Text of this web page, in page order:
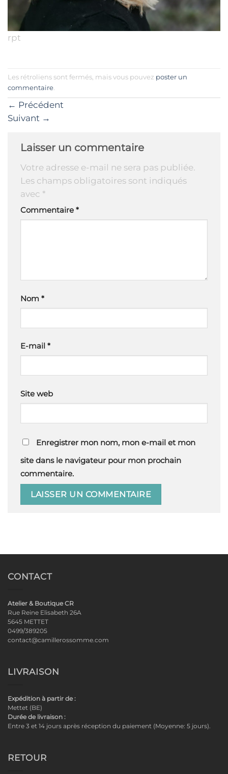
rpt
Les rétroliens sont fermés, mais vous pouvez poster un
commentaire
← Précédent
Suivant →
Laisser un commentaire
Votre adresse e-mail ne sera pas publiée.
Les champs obligatoires sont indiqués
avec *
Commentaire *
Nom *
E-mail *
Site web
Enregistrer mon nom, mon e-mail et mon
site dans le navigateur pour mon prochain
commentaire.
CONTACT
Atelier & Boutique CR
Rue Reine Elisabeth 26A
5645 METTET
0499/389205
contact@camillerossomme.com
LIVRAISON
Expédition à partir de :
Mettet (BE)
Durée de livraison :
Entre 3 et 14 jours après réception du paiement (Moyenne: 5 jours).
RETOUR